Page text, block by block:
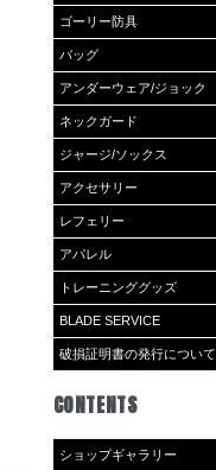
ゴーリー防具
バッグ
アンダーウェア/ジョック
ネックガード
ジャージ/ソックス
アクセサリー
レフェリー
アパレル
トレーニンググッズ
BLADE SERVICE
破損証明書の発行について
CONTENTS
ショップギャラリー